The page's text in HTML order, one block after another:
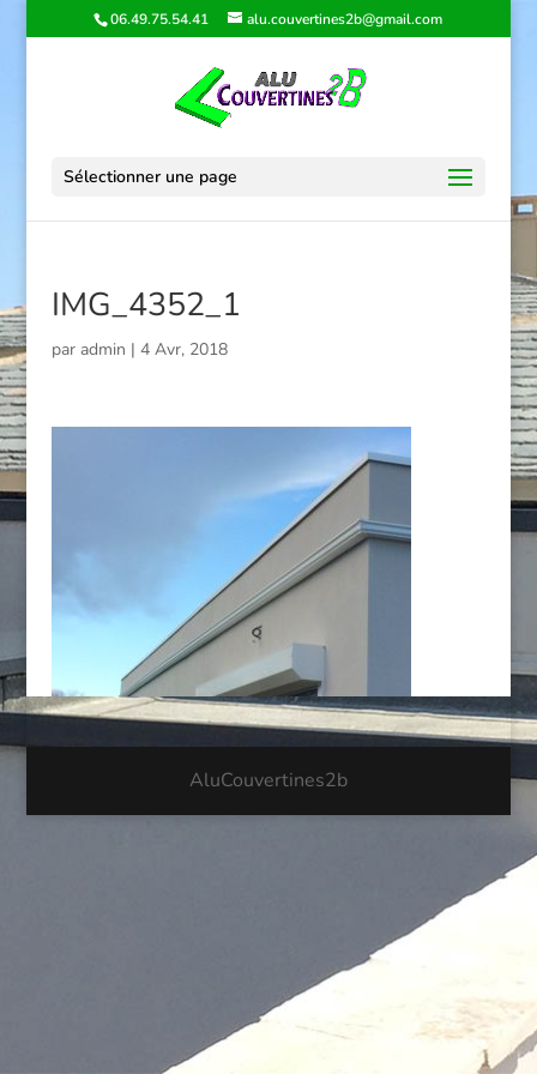
06.49.75.54.41 alu.couvertines2b@gmail.com
Sélectionner une page
IMG_4352_1
par admin | 4 Avr, 2018
AluCouvertines2b